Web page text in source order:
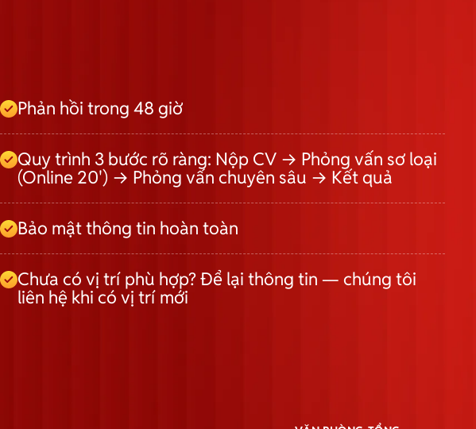
Phản hồi trong 48 giờ
Quy trình 3 bước rõ ràng: Nộp CV → Phỏng vấn sơ loại
(Online 20') → Phỏng vấn chuyên sâu → Kết quả
Bảo mật thông tin hoàn toàn
Chưa có vị trí phù hợp? Để lại thông tin — chúng tôi
liên hệ khi có vị trí mới